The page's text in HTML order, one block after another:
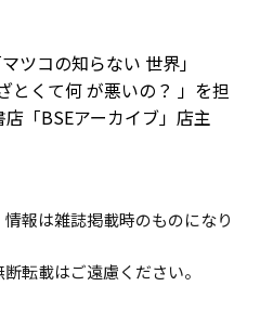
ツコの知らない 世界」
とくて何 が悪いの？ 」を担
「BSEアーカイブ」店主
報は雑誌掲載時のものになり
転載はご遠慮ください。